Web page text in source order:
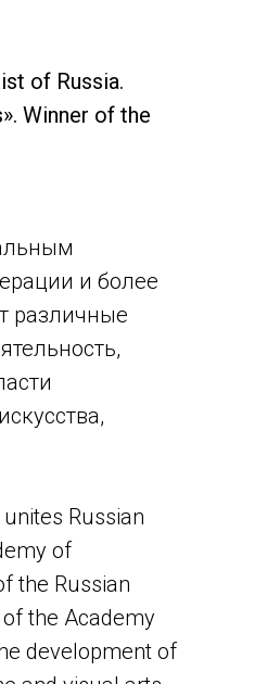
of Russia.
Winner of the
и более
различные
Russian
of
the Russian
the Academy
development of